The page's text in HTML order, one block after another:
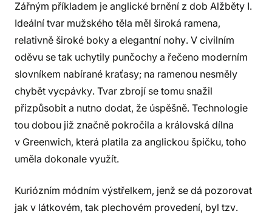
Zářným příkladem je anglické brnění z dob Alžběty I.
Ideální tvar mužského těla měl široká ramena,
relativně široké boky a elegantní nohy. V civilním
oděvu se tak uchytily punčochy a řečeno moderním
slovníkem nabírané kraťasy; na ramenou nesměly
chybět vycpávky. Tvar zbrojí se tomu snažil
přizpůsobit a nutno dodat, že úspěšně. Technologie
tou dobou již značně pokročila a královská dílna
v Greenwich, která platila za anglickou špičku, toho
uměla dokonale využít.
Kuriózním módním výstřelkem, jenž se dá pozorovat
jak v látkovém, tak plechovém provedení, byl tzv.